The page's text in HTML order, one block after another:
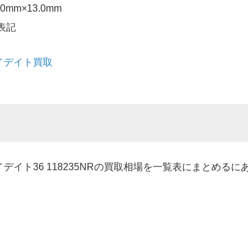
記
デイト買取
デイト36 118235NRの買取相場を一覧表にまとめるに